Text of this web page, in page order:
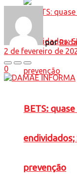
BETS:
endividados;
prevenção
por
2 de fevereiro de
0